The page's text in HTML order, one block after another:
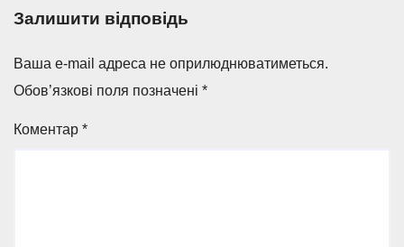
Залишити відповідь
Ваша e-mail адреса не оприлюднюватиметься.
Обов’язкові поля позначені *
Коментар *